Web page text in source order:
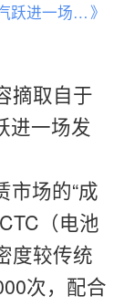
抢占新能源市场“春天” 上汽跃进一场发布会释放野心与信心 》
摘取自于
进一场发
市场的“成
（电池
度较传统
次，配合